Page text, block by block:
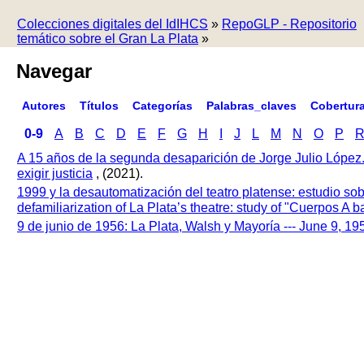
Colecciones digitales del IdIHCS » RepoGLP - Repositorio
temático sobre el Gran La Plata »
Navegar
Autores Títulos Categorías Palabras_claves
0-9 A B C D E F G H J L M N O P
R
A 15 años de la segunda desaparición de Jorge Julio
exigir justicia , (2021).
1999 y la desautomatización del teatro platense: estudio
defamiliarization of La Plata’s theatre: study of "Cuerpos A
9 de junio de 1956: La Plata, Walsh y Mayoría --- June 9,